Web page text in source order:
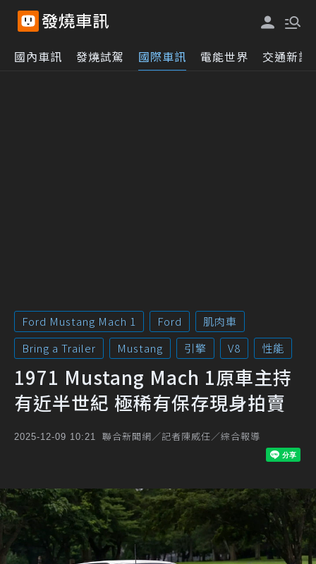
國內車訊 發燒試駕 國際車訊 電能世界 交通新訊
Ford Mustang Mach 1 Ford
肌肉車
Bring a Trailer
Mustang 引擎 V8 性能
1971 Mustang Mach 1原車主持
有近半世紀 極稀有保存現身拍賣
2025-12-09 10:21 聯合新聞網／記者陳威任／綜合報導